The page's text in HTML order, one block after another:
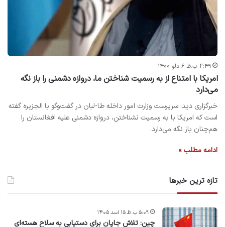
۲:۴۹ ب.ظ ۶ دلو ۱۴۰۰
امریکا با امتناع از به رسمیت شناختن ما، دروازه دشمنی را باز نگه
می‌دارد
خبرگزاری دید: سرپرست وزارت امور داخله طا-لبان در گفت‌وگو با الجزیره گفته
است که امریکا با به رسمیت نشناختن، دروازه دشمنی علیه افغانستان را
هم‌چنان باز نگه‌ می‌دارد.
ادامه مطلب »
تازه ترین خبرها
چین: تلاش جاپان برای دستیابی به سلاح هسته‌ای
۵:۰۹ ب.ظ ۱۵ اسد ۱۴۰۵